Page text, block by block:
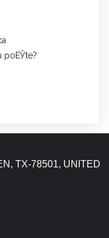
poЕЎte?
TX-78501, UNITED